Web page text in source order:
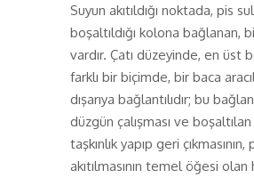
Suyun akıtıldığı noktada, pis
boşaltıldığı kolona bağlanan,
vardır. Çatı düzeyinde, en üst
farklı bir biçimde, bir baca
dışarıya bağlantılıdır; bu
düzgün çalışması ve boşaltılan
taşkınlık yapıp geri çıkmasının,
akıtılmasının temel öğesi olan